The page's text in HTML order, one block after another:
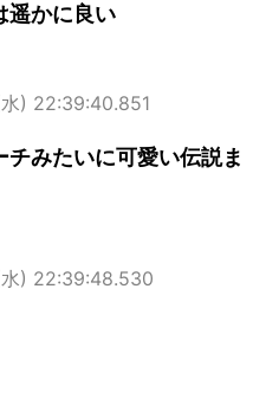
遥かに良い
) 22:39:40.851
チみたいに可愛い伝説ま
) 22:39:48.530